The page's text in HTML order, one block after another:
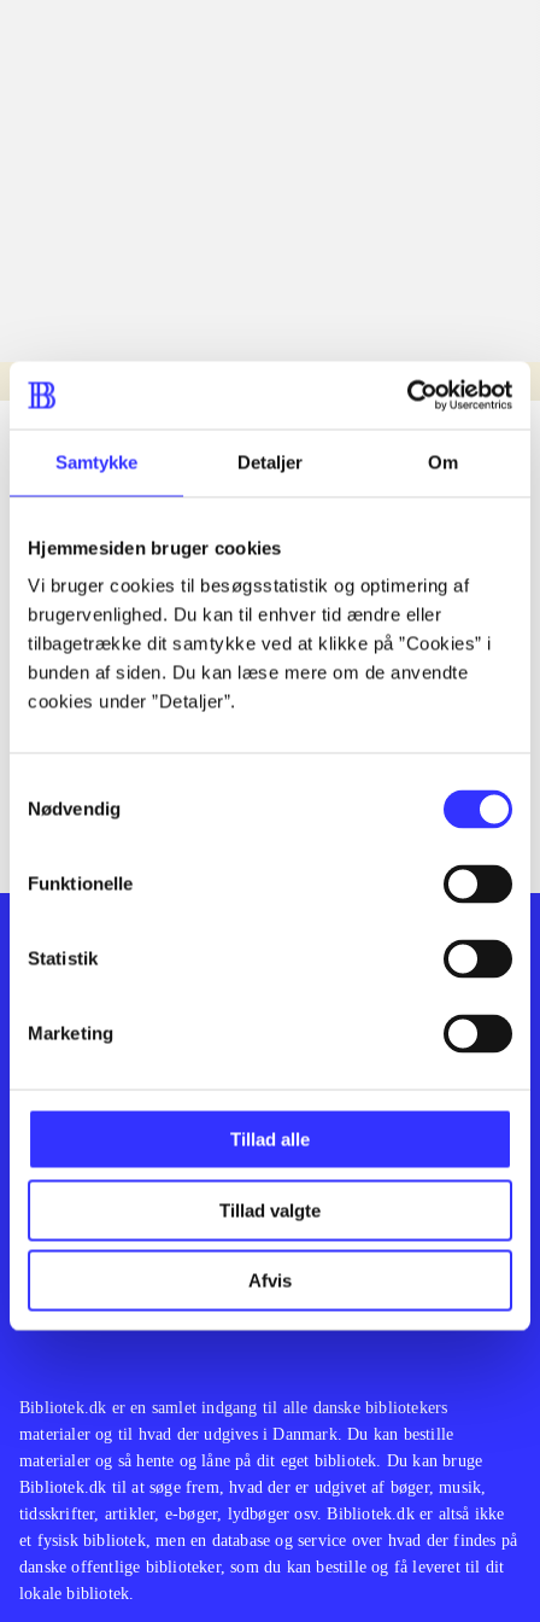
Samtykke Detaljer Om
Hjemmesiden bruger cookies
Vi bruger cookies til besøgsstatistik og optimering af
brugervenlighed. Du kan til enhver tid ændre eller
tilbagetrække dit samtykke ved at klikke på ”Cookies” i
bunden af siden. Du kan læse mere om de anvendte
cookies under ”Detaljer”.
Nødvendig
Funktionelle
Statistik
Marketing
Tillad alle
Tillad valgte
Afvis
Nyhed
lorem ipsum dolor sit amet ...
lorem ipsum dolor sit amet ...
lorem ipsum dolor sit amet ...
lorem ipsum dolor sit amet ...
lorem ipsum dolor sit amet ...
lorem ipsum dolor sit amet ...
lorem ipsum dolor sit amet ...
Feedback
Bibliotek.dk er en samlet indgang til alle danske bibliotekers
materialer og til hvad der udgives i Danmark. Du kan bestille
materialer og så hente og låne på dit eget bibliotek. Du kan bruge
Bibliotek.dk til at søge frem, hvad der er udgivet af bøger, musik,
tidsskrifter, artikler, e-bøger, lydbøger osv. Bibliotek.dk er altså ikke
et fysisk bibliotek, men en database og service over hvad der findes på
danske offentlige biblioteker, som du kan bestille og få leveret til dit
lokale bibliotek.
Kontakt os
English
Artikler
Film
Musik
Noder